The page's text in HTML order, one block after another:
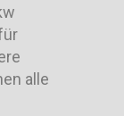
alle